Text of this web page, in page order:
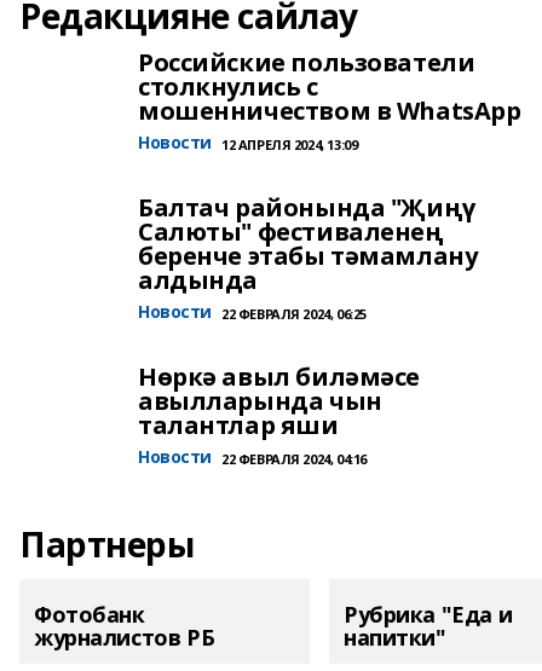
Редакцияне сайлау
Российские пользователи
столкнулись с
мошенничеством в WhatsApp
Новости 12 АПРЕЛЯ 2024, 13:09
Балтач районында "Җиңү
Салюты" фестиваленең
беренче этабы тәмамлану
алдында
Новости 22 ФЕВРАЛЯ 2024, 06:25
Нөркә авыл биләмәсе
авылларында чын
талантлар яши
Новости 22 ФЕВРАЛЯ 2024, 04:16
Партнеры
Фотобанк
журналистов РБ
Рубрика "Еда и
напитки"